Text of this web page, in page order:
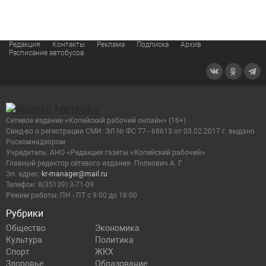
Редакция Контакты Реклама Подписка
Архив
Расписание автобусов
Рубрики
Общество
Экономика
Культура
Политика
Спорт
ЖКХ
Здоровье
Образование
Сетевое издание «Копейский рабочий онлайн» (16+)
Cвид-во о регистрации СМИ: ЭЛ № ФС 77 - 68613 от 03.02.2017 г. выдано
Роскомнадзором
Учредитель: АНО «Редакция газеты «Копейский рабочий»
Главный редактор сетевого издания: Попкович А. Г.
Эл. адрес: kr-manager@mail.ru
Телефон: 8(35139) 3-71-09
Режим работы: ПН - ПТ с 9:00 до 18:00